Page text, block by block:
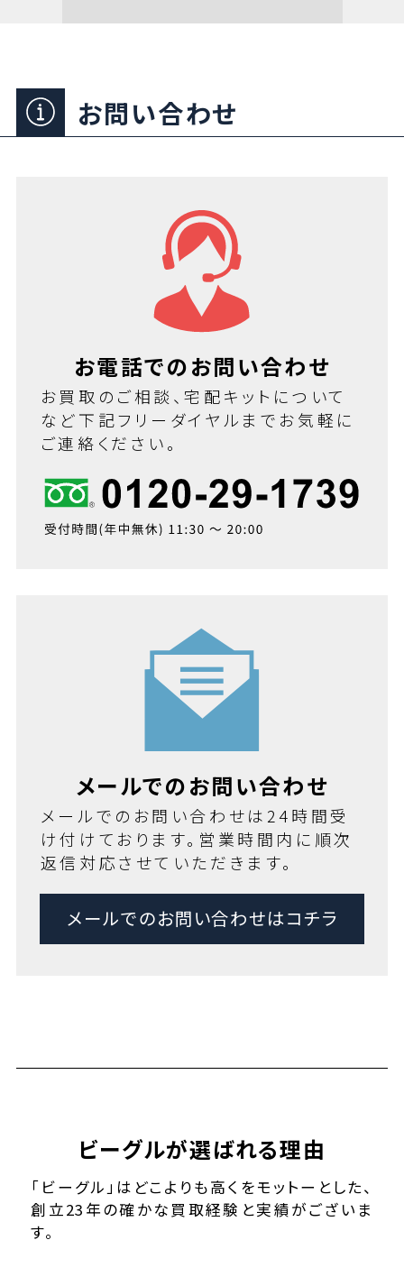
お問い合わせ
お電話でのお問い合わせ
お買取のご相談、宅配キットについて
など下記フリーダイヤルまでお気軽に
ご連絡ください。
メールでのお問い合わせ
メールでのお問い合わせは24時間受
け付けております。営業時間内に順次
返信対応させていただきます。
メールでのお問い合わせはコチラ
ビーグルが選ばれる理由
「ビーグル」はどこよりも高くをモットーとした、
創立23年の確かな買取経験と実績がございま
す。